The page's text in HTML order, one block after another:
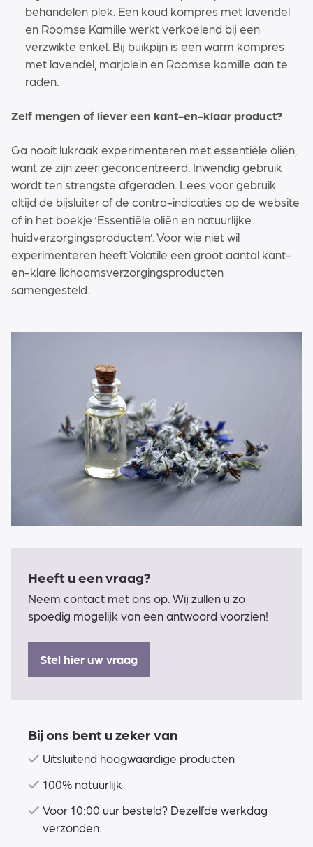
behandelen plek. Een koud kompres met lavendel
en Roomse Kamille werkt verkoelend bij een
verzwikte enkel. Bij buikpijn is een warm kompres
met lavendel, marjolein en Roomse kamille aan te
raden.
Zelf mengen of liever een kant-en-klaar product?
Ga nooit lukraak experimenteren met essentiële oliën,
want ze zijn zeer geconcentreerd. Inwendig gebruik
wordt ten strengste afgeraden. Lees voor gebruik
altijd de bijsluiter of de contra-indicaties op de website
of in het boekje ‘Essentiële oliën en natuurlijke
huidverzorgingsproducten’. Voor wie niet wil
experimenteren heeft Volatile een groot aantal kant-
en-klare lichaamsverzorgingsproducten
samengesteld.
Heeft u een vraag?
Neem contact met ons op. Wij zullen u zo
spoedig mogelijk van een antwoord voorzien!
Stel hier uw vraag
Bij ons bent u zeker van
Uitsluitend hoogwaardige producten
100% natuurlijk
Voor 10:00 uur besteld? Dezelfde werkdag
verzonden.